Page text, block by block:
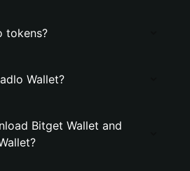
tokens?
Wallet?
Bitget Wallet and